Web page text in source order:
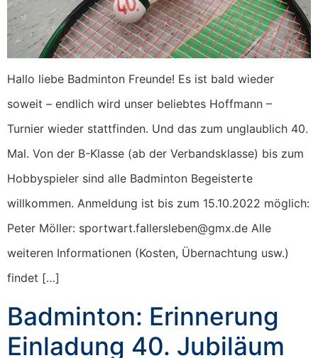
Hallo liebe Badminton Freunde! Es ist bald wieder
soweit – endlich wird unser beliebtes Hoffmann –
Turnier wieder stattfinden. Und das zum unglaublich 40.
Mal. Von der B-Klasse (ab der Verbandsklasse) bis zum
Hobbyspieler sind alle Badminton Begeisterte
willkommen. Anmeldung ist bis zum 15.10.2022 möglich:
Peter Möller: sportwart.fallersleben@gmx.de Alle
weiteren Informationen (Kosten, Übernachtung usw.)
findet […]
Badminton: Erinnerung
Einladung 40. Jubiläum